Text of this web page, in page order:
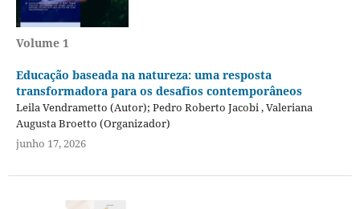
Volume 1
Educação baseada na natureza: uma resposta
transformadora para os desafios contemporâneos
Leila Vendrametto (Autor); Pedro Roberto Jacobi , Valeriana
Augusta Broetto (Organizador)
junho 17, 2026